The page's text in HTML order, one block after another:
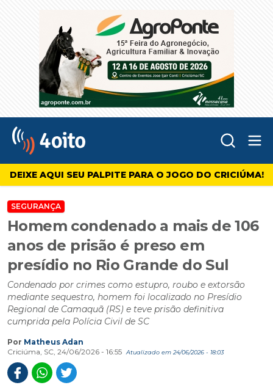
4oito
DEIXE AQUI SEU PALPITE PARA O JOGO DO CRICIÚMA!
SEGURANÇA
Homem condenado a mais de 106
anos de prisão é preso em
presídio no Rio Grande do Sul
Condenado por crimes como estupro, roubo e extorsão
mediante sequestro, homem foi localizado no Presídio
Regional de Camaquã (RS) e teve prisão definitiva
cumprida pela Polícia Civil de SC
Por Matheus Adan
Criciúma, SC, 24/06/2026 - 16:55
Atualizado em 24/06/2026 - 18:03